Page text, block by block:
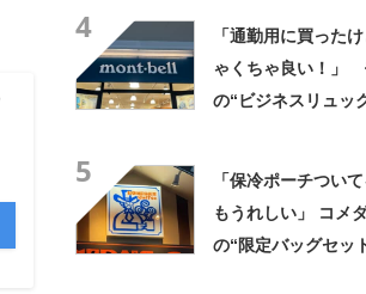
4
「通勤用に買った
ゃくちゃ良い！」
の“ビジネスリュッ
5
「保冷ポーチつい
もうれしい」 コメ
の“限定バッグセッ